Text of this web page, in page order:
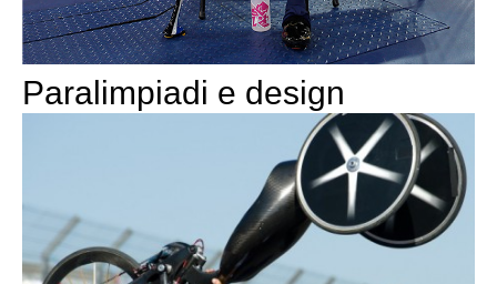
Paralimpiadi e design